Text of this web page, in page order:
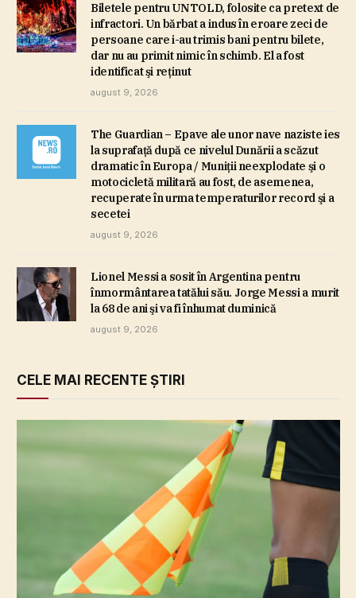
Biletele pentru UNTOLD, folosite ca pretext de
infractori. Un bărbat a indus în eroare zeci de
persoane care i-au trimis bani pentru bilete,
dar nu au primit nimic în schimb. El a fost
identificat şi reţinut
august 9, 2026
The Guardian – Epave ale unor nave naziste ies
la suprafaţă după ce nivelul Dunării a scăzut
dramatic în Europa / Muniţii neexplodate şi o
motocicletă militară au fost, de asemenea,
recuperate în urma temperaturilor record şi a
secetei
august 9, 2026
Lionel Messi a sosit în Argentina pentru
înmormântarea tatălui său. Jorge Messi a murit
la 68 de ani şi va fi înhumat duminică
august 9, 2026
CELE MAI RECENTE ȘTIRI